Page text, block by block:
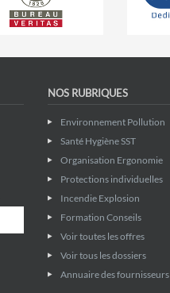
NOS RUBRIQUES
Environnement Pollution
Santé Hygiène SST
Organisation Ergonomie
Protections individuelles
Incendie Explosion
Formation Conseils
Voir toutes les offres
Voir tous les dossiers
Annuaire des fournisseurs